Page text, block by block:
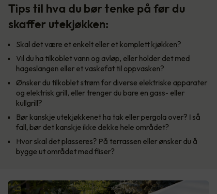
Tips til hva du bør tenke på før du
skaffer utekjøkken:
Skal det være et enkelt eller et komplett kjøkken?
Vil du ha tilkoblet vann og avløp, eller holder det med
hageslangen eller et vaskefat til oppvasken?
Ønsker du tilkoblet strøm for diverse elektriske apparater
og elektrisk grill, eller trenger du bare en gass- eller
kullgrill?
Bør kanskje utekjøkkenet ha tak eller pergola over? I så
fall, bør det kanskje ikke dekke hele området?
Hvor skal det plasseres? På terrassen eller ønsker du å
bygge ut området med fliser?